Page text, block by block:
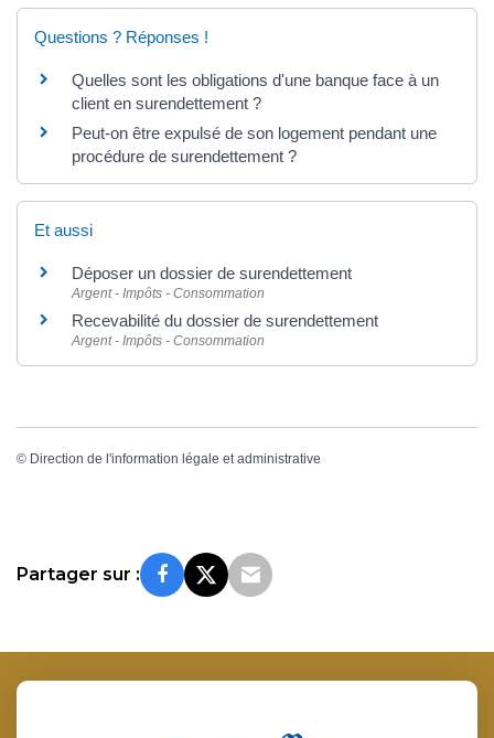
Questions ? Réponses !
Quelles sont les obligations d'une banque face à un
client en surendettement ?
Peut-on être expulsé de son logement pendant une
procédure de surendettement ?
Et aussi
Déposer un dossier de surendettement
Argent - Impôts - Consommation
Recevabilité du dossier de surendettement
Argent - Impôts - Consommation
© Direction de l'information légale et administrative
Partager sur :